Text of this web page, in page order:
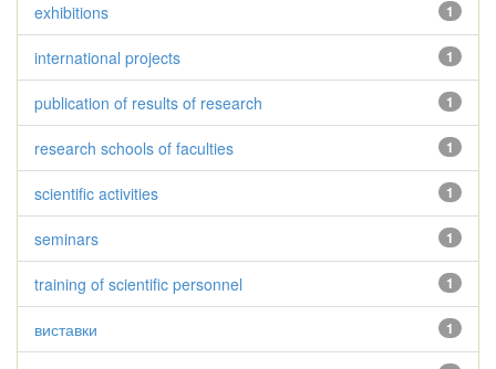
1
exhibitions
1
international projects
1
publication of results of research
1
research schools of faculties
1
scientific activities
1
seminars
1
training of scientific personnel
1
виставки